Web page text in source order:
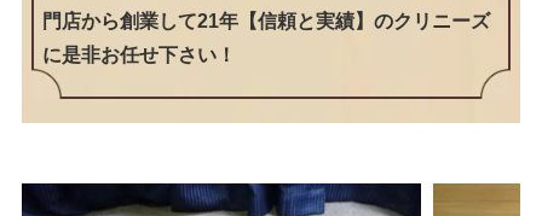
門店から創業して21年【信頼と実績】のクリニーズ
に是非お任せ下さい！